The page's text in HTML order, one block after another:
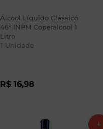
Álcool Líquido Clássico
46° INPM Coperalcool 1
Litro
1 Unidade
R$ 16,98